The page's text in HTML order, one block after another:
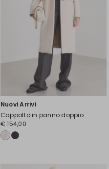
Nuovi Arrivi
Cappotto in panno doppio
€ 154,00